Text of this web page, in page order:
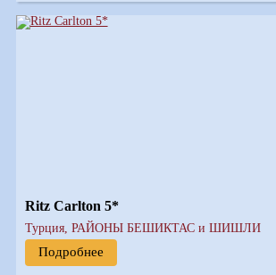
Ritz Carlton 5*
Турция, РАЙОНЫ БЕШИКТАС и ШИШЛИ
Подробнее